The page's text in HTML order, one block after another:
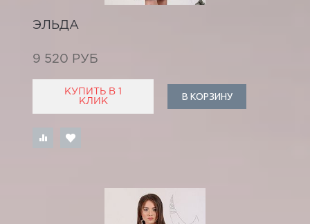
ЭЛЬДА
9 520 РУБ
КУПИТЬ В 1
КЛИК
В КОРЗИНУ